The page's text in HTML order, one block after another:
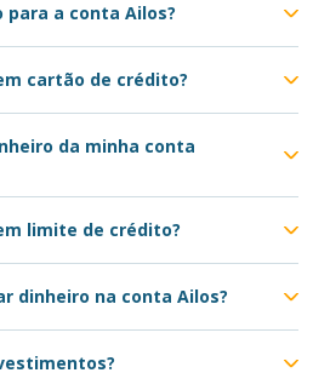
a conta Ailos?
cartão de crédito?
da minha conta
limite de crédito?
dinheiro na conta Ailos?